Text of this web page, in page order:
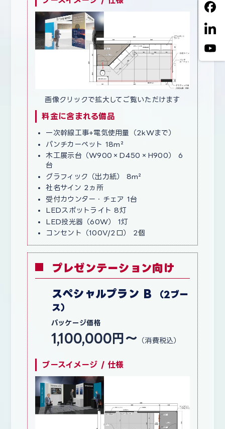
画像クリックで拡大してご覧いただけます
料金に含まれる備品
一次幹線工事+電気使用量（2kWまで）
パンチカーペット 18m²
木工展示台（W900×D450×H900） 6
台
グラフィック（出力紙） 8m²
社名サイン 2ヵ所
受付カウンター・チェア 1台
LEDスポットライト 8灯
LED投光器（60W） 1灯
コンセント（100V/2口） 2個
プレゼンテーション向け
スペシャルプラン B
（2ブー
ス）
パッケージ価格
1,100,000円〜 （消費税込）
ブースイメージ / 仕様